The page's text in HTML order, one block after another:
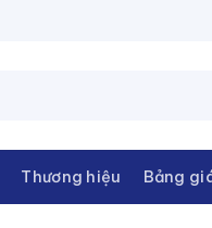
Thương hiệu Bảng